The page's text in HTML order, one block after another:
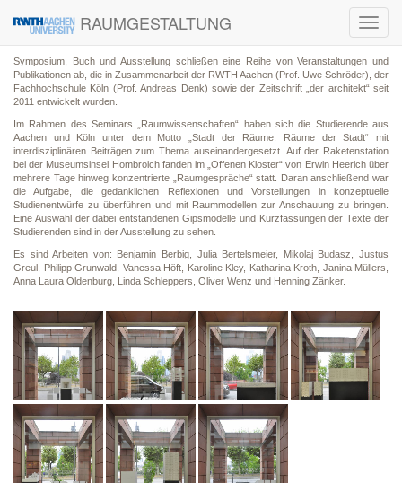
RAUMGESTALTUNG
Symposium, Buch und Ausstellung schließen eine Reihe von Veranstaltungen und
Publikationen ab, die in Zusammenarbeit der RWTH Aachen (Prof. Uwe Schröder), der
Fachhochschule Köln (Prof. Andreas Denk) sowie der Zeitschrift „der architekt“ seit
2011 entwickelt wurden.
Im Rahmen des Seminars „Raumwissenschaften“ haben sich die Studierende aus
Aachen und Köln unter dem Motto „Stadt der Räume. Räume der Stadt“ mit
interdisziplinären Beiträgen zum Thema auseinandergesetzt. Auf der Raketenstation
bei der Museumsinsel Hombroich fanden im „Offenen Kloster“ von Erwin Heerich über
mehrere Tage hinweg konzentrierte „Raumgespräche“ statt. Daran anschließend war
die Aufgabe, die gedanklichen Reflexionen und Vorstellungen in konzeptuelle
Studienentwürfe zu überführen und mit Raummodellen zur Anschauung zu bringen.
Eine Auswahl der dabei entstandenen Gipsmodelle und Kurzfassungen der Texte der
Studierenden sind in der Ausstellung zu sehen.
Es sind Arbeiten von: Benjamin Berbig, Julia Bertelsmeier, Mikolaj Budasz, Justus
Greul, Philipp Grunwald, Vanessa Höft, Karoline Kley, Katharina Kroth, Janina Müllers,
Anna Laura Oldenburg, Linda Schleppers, Oliver Wenz und Henning Zänker.